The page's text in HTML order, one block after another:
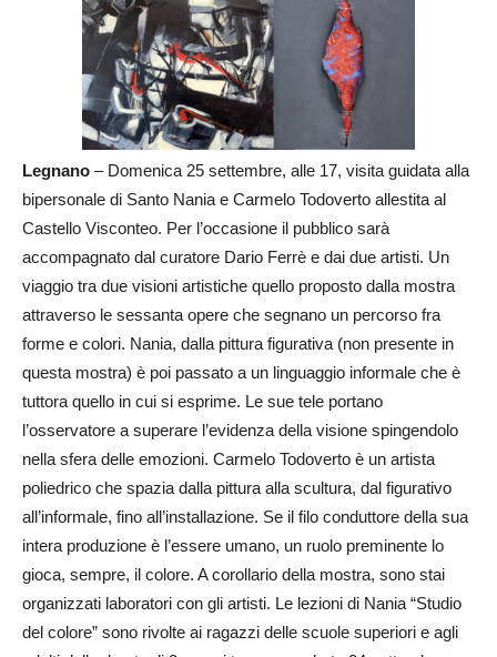
Legnano – Domenica 25 settembre, alle 17, visita guidata alla
bipersonale di Santo Nania e Carmelo Todoverto allestita al
Castello Visconteo. Per l’occasione il pubblico sarà
accompagnato dal curatore Dario Ferrè e dai due artisti. Un
viaggio tra due visioni artistiche quello proposto dalla mostra
attraverso le sessanta opere che segnano un percorso fra
forme e colori. Nania, dalla pittura figurativa (non presente in
questa mostra) è poi passato a un linguaggio informale che è
tuttora quello in cui si esprime. Le sue tele portano
l’osservatore a superare l’evidenza della visione spingendolo
nella sfera delle emozioni. Carmelo Todoverto è un artista
poliedrico che spazia dalla pittura alla scultura, dal figurativo
all’informale, fino all’installazione. Se il filo conduttore della sua
intera produzione è l’essere umano, un ruolo preminente lo
gioca, sempre, il colore. A corollario della mostra, sono stai
organizzati laboratori con gli artisti. Le lezioni di Nania “Studio
del colore” sono rivolte ai ragazzi delle scuole superiori e agli